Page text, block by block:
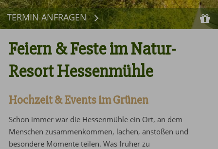
TERMIN ANFRAGEN
Feiern & Feste im Natur-
Resort Hessenmühle
Hochzeit & Events im Grünen
Schon immer war die Hessenmühle ein Ort, an dem
Menschen zusammenkommen, lachen, anstoßen und
besondere Momente teilen. Was früher zu